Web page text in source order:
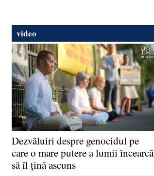
video
Dezvăluiri despre genocidul pe
care o mare putere a lumii încearcă
să îl ţină ascuns